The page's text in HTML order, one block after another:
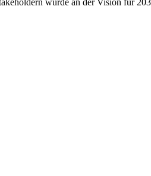
wurde an der Vision für